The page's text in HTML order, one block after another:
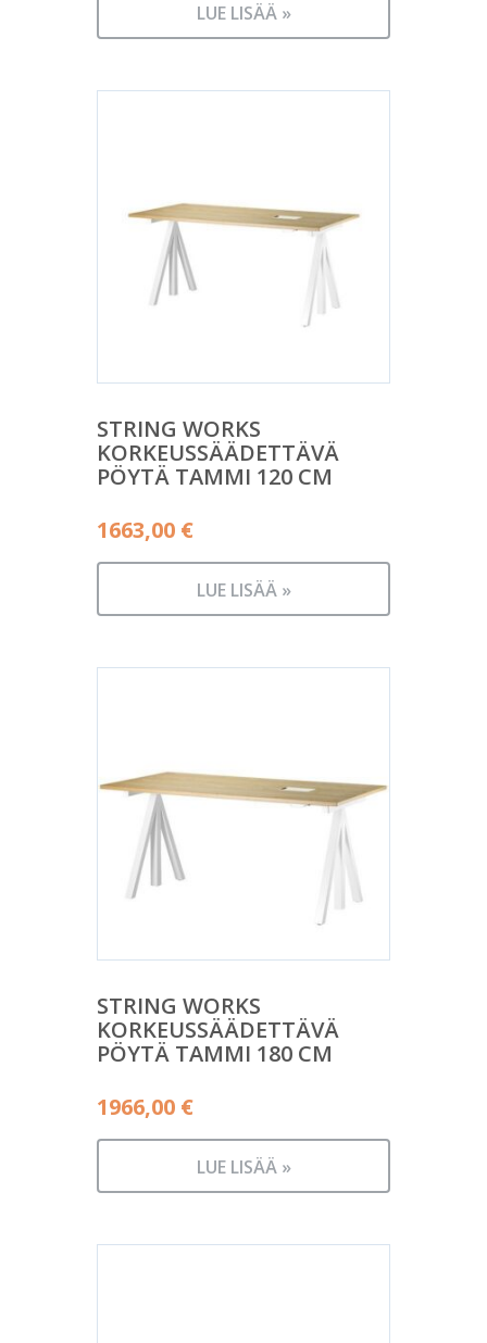
LUE LISÄÄ »
STRING WORKS
KORKEUSSÄÄDETTÄVÄ
PÖYTÄ TAMMI 120 CM
1663,00 €
LUE LISÄÄ »
STRING WORKS
KORKEUSSÄÄDETTÄVÄ
PÖYTÄ TAMMI 180 CM
1966,00 €
LUE LISÄÄ »